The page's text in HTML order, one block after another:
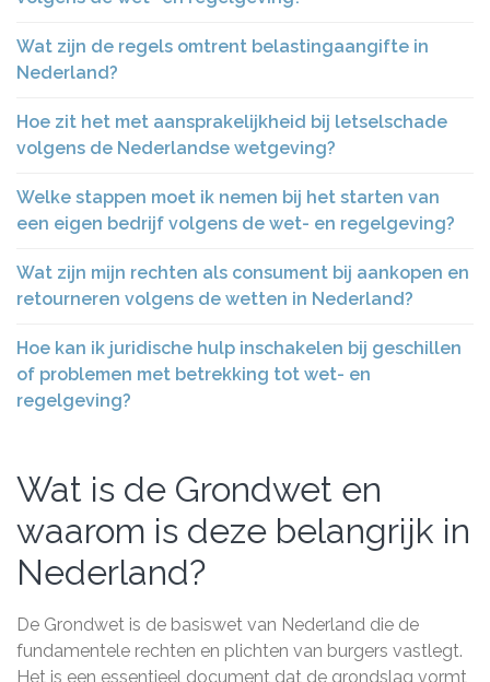
Wat zijn de regels omtrent belastingaangifte in
Nederland?
Hoe zit het met aansprakelijkheid bij letselschade
volgens de Nederlandse wetgeving?
Welke stappen moet ik nemen bij het starten van
een eigen bedrijf volgens de wet- en regelgeving?
Wat zijn mijn rechten als consument bij aankopen en
retourneren volgens de wetten in Nederland?
Hoe kan ik juridische hulp inschakelen bij geschillen
of problemen met betrekking tot wet- en
regelgeving?
Wat is de Grondwet en
waarom is deze belangrijk in
Nederland?
De Grondwet is de basiswet van Nederland die de
fundamentele rechten en plichten van burgers vastlegt.
Het is een essentieel document dat de grondslag vormt